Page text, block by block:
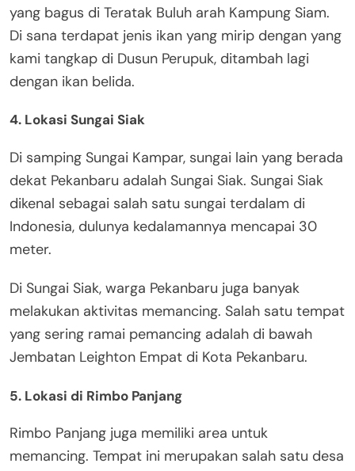
yang bagus di Teratak Buluh arah Kampung Siam.
Di sana terdapat jenis ikan yang mirip dengan yang
kami tangkap di Dusun Perupuk, ditambah lagi
dengan ikan belida.
4. Lokasi Sungai Siak
Di samping Sungai Kampar, sungai lain yang berada
dekat Pekanbaru adalah Sungai Siak. Sungai Siak
dikenal sebagai salah satu sungai terdalam di
Indonesia, dulunya kedalamannya mencapai 30
meter.
Di Sungai Siak, warga Pekanbaru juga banyak
melakukan aktivitas memancing. Salah satu tempat
yang sering ramai pemancing adalah di bawah
Jembatan Leighton Empat di Kota Pekanbaru.
5. Lokasi di Rimbo Panjang
Rimbo Panjang juga memiliki area untuk
memancing. Tempat ini merupakan salah satu desa